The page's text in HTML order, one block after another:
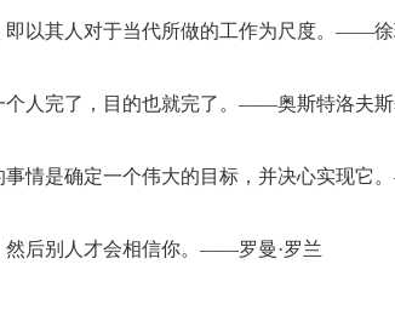
即以其人对于当代所做的工作为尺度。——
个人完了，目的也就完了。——奥斯特洛夫
事情是确定一个伟大的目标，并决心实现它
然后别人才会相信你。——罗曼·罗兰